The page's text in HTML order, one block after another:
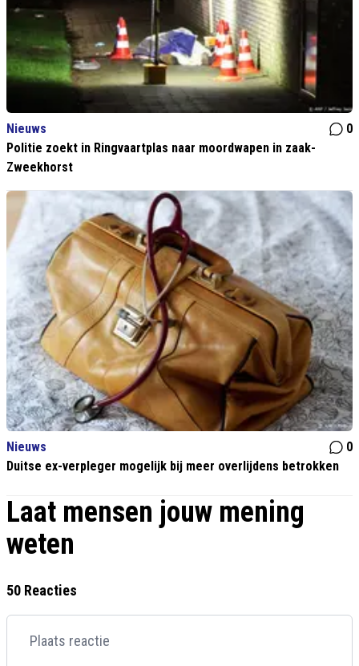
Nieuws
0
Politie zoekt in Ringvaartplas naar moordwapen in zaak-
Zweekhorst
Nieuws
0
Duitse ex-verpleger mogelijk bij meer overlijdens betrokken
Laat mensen jouw mening
weten
50 Reacties